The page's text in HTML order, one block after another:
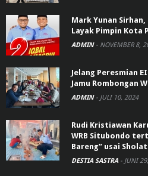
Mark Yunan
Layak Pimpin Kota
ADMIN - NOVEMBER 8,
Jelang Peresmian
Jamu Rombongan
ADMIN - JULI 10, 2024
Rudi Kristiawan
WRB Situbondo
Bareng” usai
DESTIA SASTRA - JUNI